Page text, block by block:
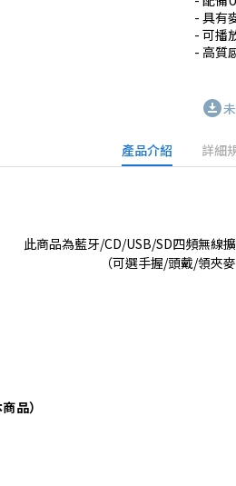
- 具有
- 可播
download_for_offline
產品介紹 詳細
此商品為藍牙/CD/USB/SD四頻無線
（可選手握/頭戴/領夾麥
品）